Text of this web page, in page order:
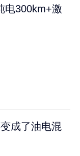
电300km+激
成了油电混